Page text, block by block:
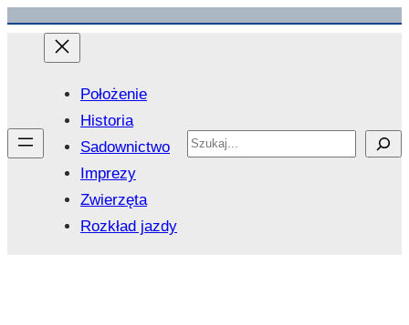
Przejdź
Położenie
Historia
Sadownictwo
Imprezy
Zwierzęta
Rozkład jazdy
Search